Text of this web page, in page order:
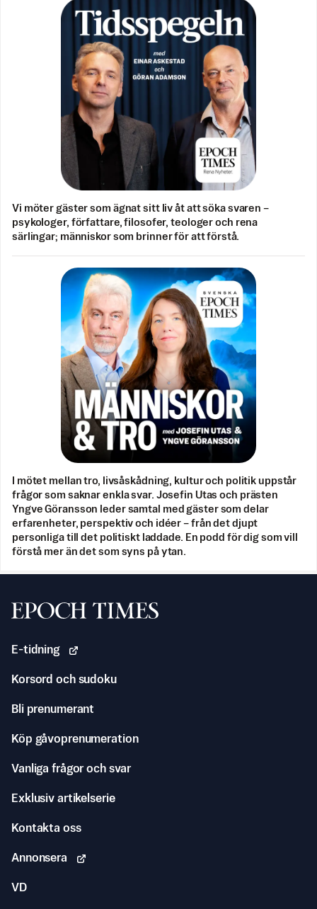
Vi möter gäster som ägnat sitt liv åt att söka svaren –
psykologer, författare, filosofer, teologer och rena
särlingar; människor som brinner för att förstå.
I mötet mellan tro, livsåskådning, kultur och politik uppstår
frågor som saknar enkla svar. Josefin Utas och prästen
Yngve Göransson leder samtal med gäster som delar
erfarenheter, perspektiv och idéer – från det djupt
personliga till det politiskt laddade. En podd för dig som vill
förstå mer än det som syns på ytan.
Svenska Epoch Times
E-tidning
Korsord och sudoku
Bli prenumerant
Köp gåvoprenumeration
Vanliga frågor och svar
Exklusiv artikelserie
Kontakta oss
Annonsera
VD